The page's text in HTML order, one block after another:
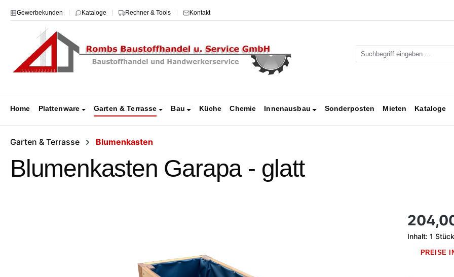
Hauptinhalt springen
Zur Suche springen
Zur Hauptnavigation springen
Gewerbekunden Kataloge Rechner & Tools Kontakt
Home Plattenware Garten & Terrasse Bau Küche Chemie Innenausbau Sonderposten Mieten Kataloge
Garten & Terrasse Blumenkasten
Blumenkasten Garapa - glatt
Regulärer
Inhalt: 1 Stück
PREISE